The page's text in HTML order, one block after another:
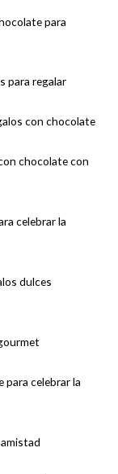
para
para regalar
con chocolate
chocolate con
celebrar la
dulces
para celebrar la